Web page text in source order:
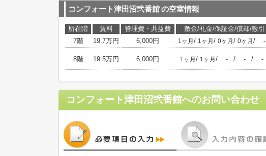
コンフォート津田沼弐番館の空室情報
所在階 賃料 管理費・共益費 敷金/礼金/保証金/償却/敷引
7階
19.7万円 6,000円 1ヶ月 / 1ヶ月 / 0ヶ月 / 0ヶ月 / -
8階 19.5万円 6,000円 1ヶ月 / 1ヶ月 / - / - / -
コンフォート津田沼弐番館へのお問い合わせ